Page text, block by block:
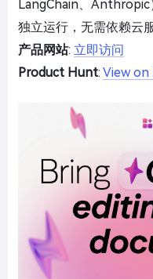
LangChain、Anthropic
独立运行，无需依赖云服
产品网站: 立即访问
Product Hunt: View